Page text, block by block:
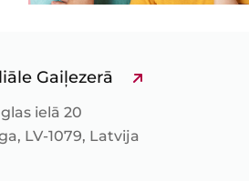
Gaiļezerā
ielā 20
LV-1079, Latvija